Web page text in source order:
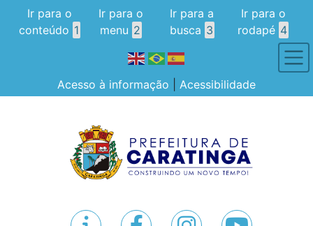
Ir para o
conteúdo 1
Ir para o
menu 2
Ir para a
busca 3
Ir para o
rodapé 4
Acesso à informação Acessibilidade